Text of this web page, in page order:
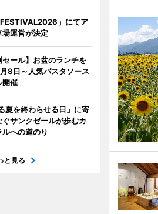
FESTIVAL2026」にてア
運営が決定
セール】お盆のランチを
8日～人気パスタソース
開催
夏を終わらせる日」に寄
サンクゼールが歩むカ
への道のり
と見る